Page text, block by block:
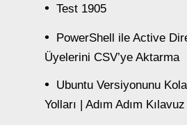
Test 1905
PowerShell ile Active
Üyelerini CSV’ye Aktarma
Ubuntu Versiyonunu
Yolları | Adım Adım Kılavuz